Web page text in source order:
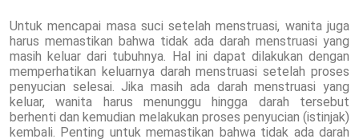
Untuk mencapai masa suci setelah menstruasi, wanita juga
harus memastikan bahwa tidak ada darah menstruasi yang
masih keluar dari tubuhnya. Hal ini dapat dilakukan dengan
memperhatikan keluarnya darah menstruasi setelah proses
penyucian selesai. Jika masih ada darah menstruasi yang
keluar, wanita harus menunggu hingga darah tersebut
berhenti dan kemudian melakukan proses penyucian (istinjak)
kembali. Penting untuk memastikan bahwa tidak ada darah